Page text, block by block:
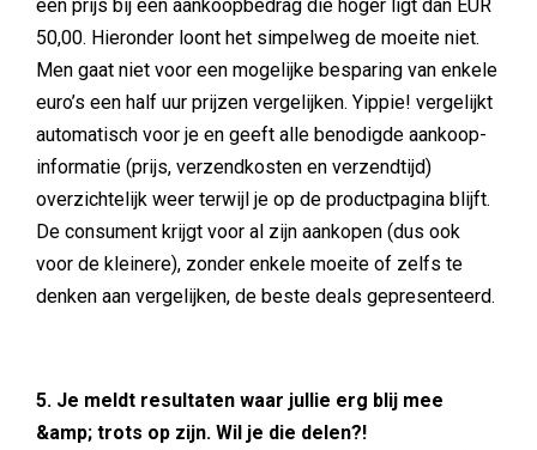
een prijs bij een aankoopbedrag die hoger ligt dan EUR
50,00. Hieronder loont het simpelweg de moeite niet.
Men gaat niet voor een mogelijke besparing van enkele
euro’s een half uur prijzen vergelijken. Yippie! vergelijkt
automatisch voor je en geeft alle benodigde aankoop-
informatie (prijs, verzendkosten en verzendtijd)
overzichtelijk weer terwijl je op de productpagina blijft.
De consument krijgt voor al zijn aankopen (dus ook
voor de kleinere), zonder enkele moeite of zelfs te
denken aan vergelijken, de beste deals gepresenteerd.
5. Je meldt resultaten waar jullie erg blij mee
&amp; trots op zijn. Wil je die delen?!